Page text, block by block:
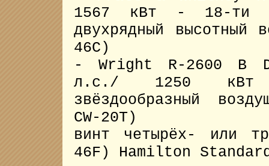
1567 кВт - 18-ти
двухрядный высотный
46C)
- Wright R-2600 B
л.с./ 1250 кВт
звёздообразный
CW-20T)
винт четырёх- или
46F) Hamilton